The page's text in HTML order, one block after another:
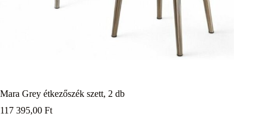
Mara Grey étkezőszék szett, 2 db
117 395,00 Ft